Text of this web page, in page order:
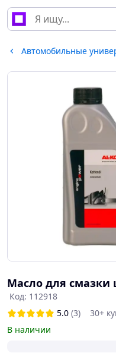
Автомобильные
Масло для смазки
Код: 112918
5.0 (3)
30+
В наличии